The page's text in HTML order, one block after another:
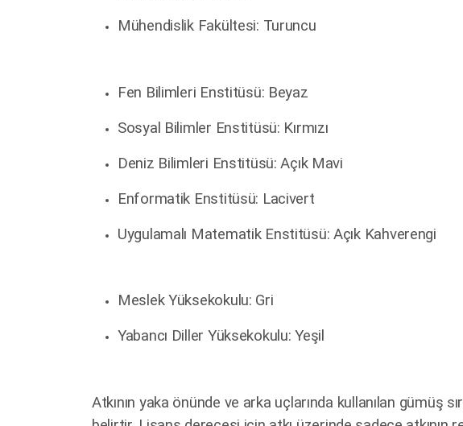
Mühendislik Fakültesi: Turuncu
Fen Bilimleri Enstitüsü: Beyaz
Sosyal Bilimler Enstitüsü: Kırmızı
Deniz Bilimleri Enstitüsü: Açık Mavi
Enformatik Enstitüsü: Lacivert
Uygulamalı Matematik Enstitüsü: Açık Kahverengi
Meslek Yüksekokulu: Gri
Yabancı Diller Yüksekokulu: Yeşil
Atkının yaka önünde ve arka uçlarında kullanılan